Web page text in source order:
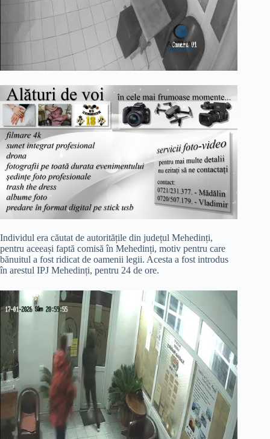
Individul era căutat de autoritățile din județul Mehedinți,
pentru aceeași faptă comisă în Mehedinți, motiv pentru care
bănuitul a fost ridicat de oamenii legii. Acesta a fost introdus
în arestul IPJ Mehedinți, pentru 24 de ore.